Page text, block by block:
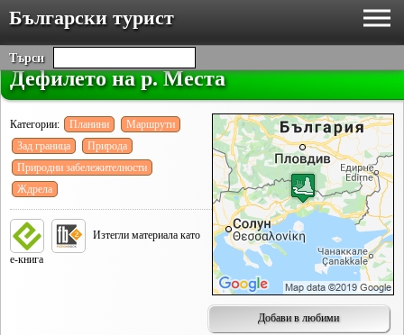
Български турист
Търси
Дефилето на р. Места
Добави в любими
Категории: Планини
Маршрути
Зад граница
Природа
Природни забележителности
Ждрела
Изтегли материала като
е-книга